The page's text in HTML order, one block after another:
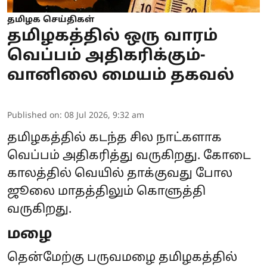
தமிழக செய்திகள்
தமிழகத்தில் ஒரு வாரம்
வெப்பம் அதிகரிக்கும்-
வானிலை மையம் தகவல்
Published on: 08 Jul 2026, 9:32 am
தமிழகத்தில் கடந்த சில நாட்களாக
வெப்பம் அதிகரித்து வருகிறது. கோடை
காலத்தில் வெயில் தாக்குவது போல
ஜூலை மாதத்திலும் கொளுத்தி
வருகிறது.
மழை
தென்மேற்கு பருவமழை தமிழகத்தில்